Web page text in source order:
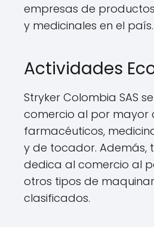
empresas de
y medicinales en el país.
Actividades
Stryker Colombia SAS
comercio al por mayor
farmacéuticos,
y de tocador. Además,
dedica al comercio al
otros tipos de
clasificados.